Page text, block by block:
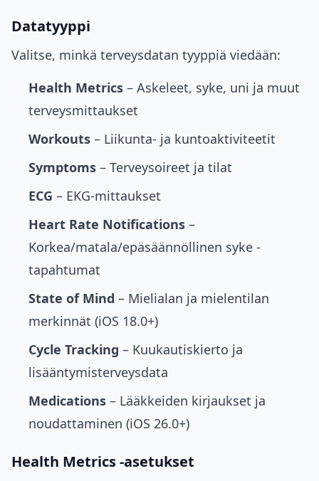
Datatyyppi
Valitse, minkä terveysdatan tyyppiä viedään:
Health Metrics – Askeleet, syke, uni ja muut
terveysmittaukset
Workouts – Liikunta- ja kuntoaktiviteetit
Symptoms – Terveysoireet ja tilat
ECG – EKG-mittaukset
Heart Rate Notifications –
Korkea/matala/epäsäännöllinen syke -
tapahtumat
State of Mind – Mielialan ja mielentilan
merkinnät (iOS 18.0+)
Cycle Tracking – Kuukautiskierto ja
lisääntymisterveysdata
Medications – Lääkkeiden kirjaukset ja
noudattaminen (iOS 26.0+)
Health Metrics -asetukset